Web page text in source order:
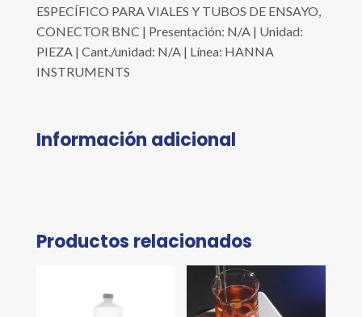
ESPECÍFICO PARA VIALES Y TUBOS DE ENSAYO,
CONECTOR BNC | Presentación: N/A | Unidad:
PIEZA | Cant./unidad: N/A | Línea: HANNA
INSTRUMENTS
Información adicional
Productos relacionados